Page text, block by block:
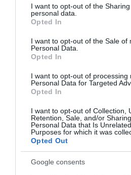
not limited to your visit or usage
grant or deny consent to Google
use your data for below specified
consent section.
I want to opt-out of the
personal data.
Opted In
I want to opt-out of the Sale of
Personal Data.
Opted In
I want to opt-out of processing
Personal Data for Targeted
Opted In
I want to opt-out of Collection,
Retention, Sale, and/or
Personal Data that Is
Purposes for which it was
Opted Out
Google consents
ΠΡΟΣΟΧΗ: Πολύ υψηλός
Κυκλάδες
ΧΩΡΟΤΑΞΙΚΟ ΓΙΑ ΤΟΝ
ικανότητα στο επίκεντρο
Πρόσφατα Άρθρα
ΔΥΟ